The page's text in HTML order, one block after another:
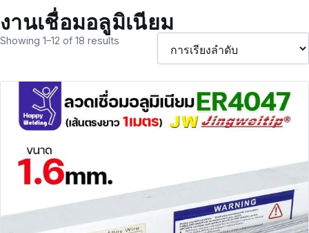
งานเชื่อมอลูมิเนียม
Showing 1–12 of 18 results